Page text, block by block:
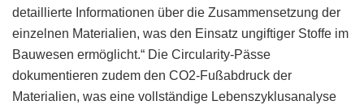
detaillierte Informationen über die Zusammensetzung der
einzelnen Materialien, was den Einsatz ungiftiger Stoffe im
Bauwesen ermöglicht.“ Die Circularity-Pässe
dokumentieren zudem den CO2-Fußabdruck der
Materialien, was eine vollständige Lebenszyklusanalyse